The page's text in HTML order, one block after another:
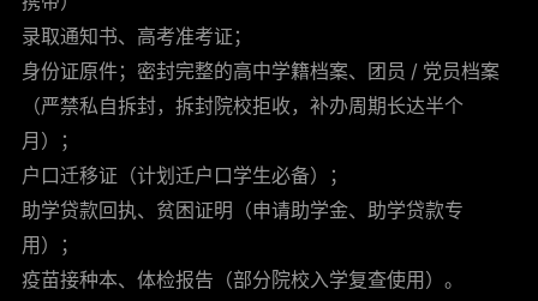
录取通知书、高考准考证；
身份证原件；密封完整的高中学籍档案、团员 / 党员档案
（严禁私自拆封，拆封院校拒收，补办周期长达半个
月）；
户口迁移证（计划迁户口学生必备）；
助学贷款回执、贫困证明（申请助学金、助学贷款专
用）；
疫苗接种本、体检报告（部分院校入学复查使用）。